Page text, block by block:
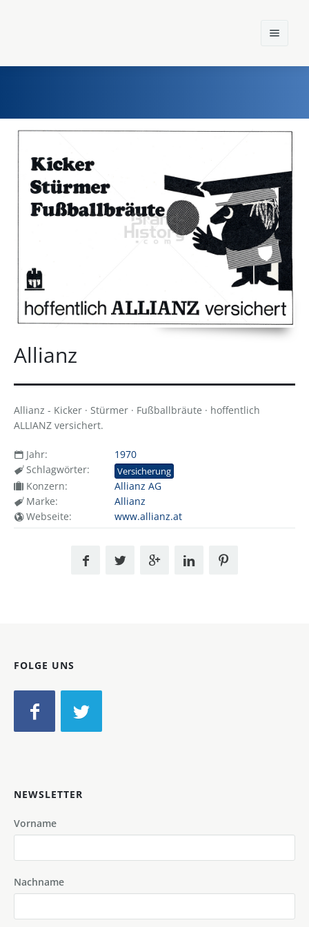
Home
Einst und Heute
Marken
Allianz
Allianz - Kicker · Stürmer · Fußballbräute · hoffentlich
ALLIANZ versichert.
Jahr:
1970
Schlagwörter:
Versicherung
Konzern:
Allianz AG
Marke:
Allianz
Webseite:
www.allianz.at
FOLGE UNS
NEWSLETTER
Vorname
Nachname